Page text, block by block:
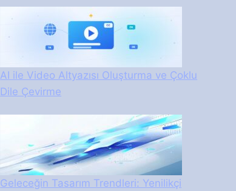
AI ile Video Altyazısı Oluşturma ve Çoklu
Dile Çevirme
Geleceğin Tasarım Trendleri: Yenilikçi